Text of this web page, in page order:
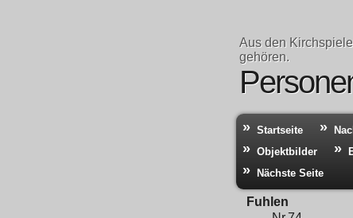
Aus den
gehören.
Startseite
Objektbilder
Nächste Seite
Fuhlen